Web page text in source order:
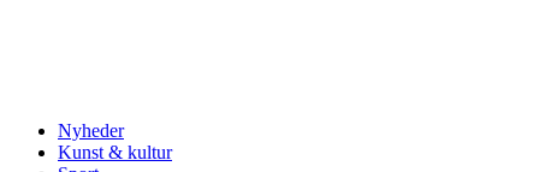
Nyheder
Kunst & kultur